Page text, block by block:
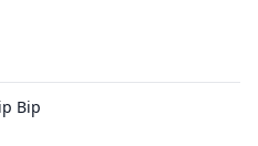
Bip